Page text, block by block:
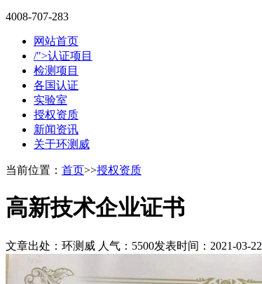
4008-707-283
网站首页
/">认证项目
检测项目
各国认证
实验室
授权资质
新闻资讯
关于环测威
当前位置： 首页>>授权资质
高新技术企业证书
文章出处：环测威 人气： 5500发表时间：2021-03-22